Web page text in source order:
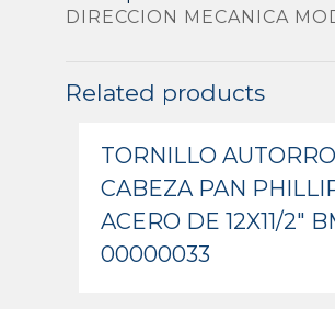
DIRECCION MECANICA
Related products
TORNILLO
CABEZA PAN
ACERO DE 12X11/2″
00000033